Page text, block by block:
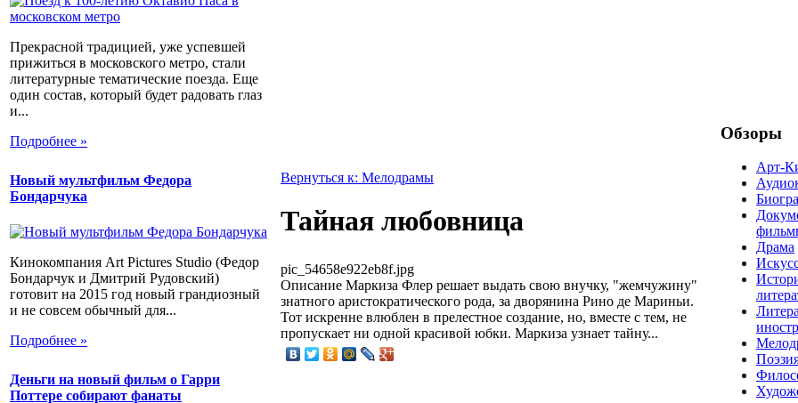
Прекрасной традицией, уже успевшей
прижиться в московского метро, стали
литературные тематические поезда. Еще
один состав, который будет радовать глаз
и...
Подробнее »
Новый мультфильм Федора
Бондарчука
Кинокомпания Art Pictures Studio (Федор
Бондарчук и Дмитрий Рудовский)
готовит на 2015 год новый грандиозный
и не совсем обычный для...
Подробнее »
Деньги на новый фильм о Гарри
Поттере собирают фанаты
Вернуться к: Мелодрамы
Тайная любовница
pic_54658e922eb8f.jpg
Описание Маркиза Флер решает выдать свою внучку, "жемчужину"
знатного аристократического рода, за дворянина Рино де Мариньи.
Тот искренне влюблен в прелестное создание, но, вместе с тем, не
пропускает ни одной красивой юбки. Маркиза узнает тайну...
Обзоры
Арт-
Драма